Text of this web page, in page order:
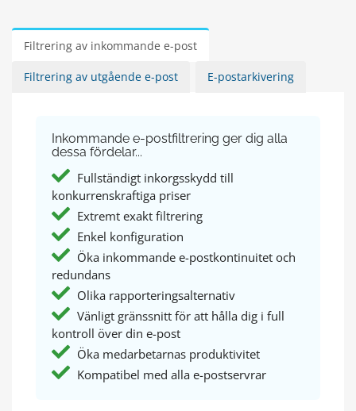
Filtrering av inkommande e-post
Filtrering av utgående e-post E-postarkivering
Inkommande e-postfiltrering ger dig alla
dessa fördelar...
Fullständigt inkorgsskydd till
konkurrenskraftiga priser
Extremt exakt filtrering
Enkel konfiguration
Öka inkommande e-postkontinuitet och
redundans
Olika rapporteringsalternativ
Vänligt gränssnitt för att hålla dig i full
kontroll över din e-post
Öka medarbetarnas produktivitet
Kompatibel med alla e-postservrar